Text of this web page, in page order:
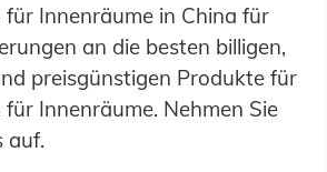
für Innenräume in China für
an die besten billigen,
preisgünstigen Produkte für
Innenräume. Nehmen Sie
auf.